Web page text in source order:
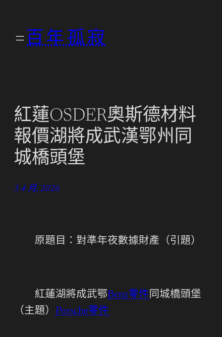
百年孤寂
紅蓮OSDER奧斯德材料
報價湖將成武漢鄂州同
城橋頭堡
3 4 月, 2026
原題目：對準年夜數據財產（引題）
紅蓮湖將成武鄂Benz零件 同城橋頭堡
（主題） Porsche零件